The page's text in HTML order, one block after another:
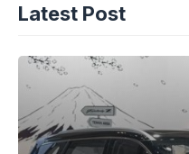
Latest Post